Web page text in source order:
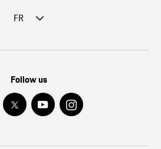
FR
Follow us